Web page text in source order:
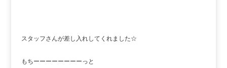
スタッフさんが差し入れしてくれました☆
もちーーーーーーーーっと